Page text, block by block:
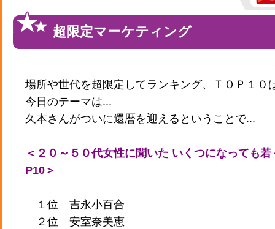
超限定マーケティング
場所や世代を超限定してランキング、ＴＯＰ１０
今日のテーマは...
久本さんがついに還暦を迎えるということで...
＜２０～５０代女性に聞いた いくつになっても
P10＞
１位 吉永小百合
２位 安室奈美恵